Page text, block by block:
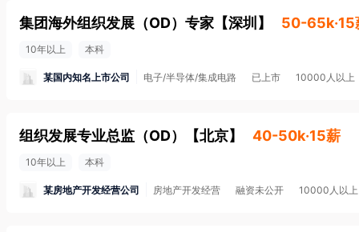
集团海外组织发展（OD）专家 【深圳 】 50-65k·15
10年以上 本科
某国内知名上市公司 电子/半导体/集成电路 已上市 10000人以上
组织发展专业总监（OD） 【北京】 40-50k·15薪
10年以上 本科
某房地产开发经营公司 房地产开发经营 融资未公开 10000人以上